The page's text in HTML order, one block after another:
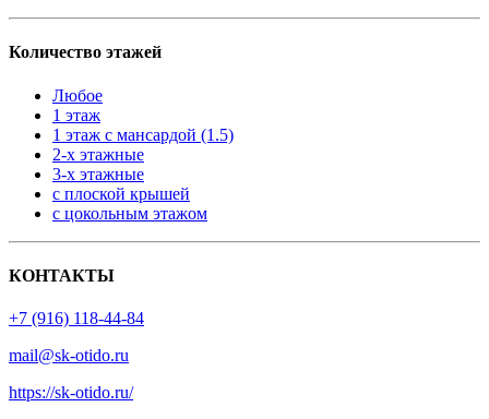
Количество этажей
Любое
1 этаж
1 этаж с мансардой (1.5)
2-х этажные
3-х этажные
с плоской крышей
с цокольным этажом
КОНТАКТЫ
+7 (916) 118-44-84
mail@sk-otido.ru
https://sk-otido.ru/